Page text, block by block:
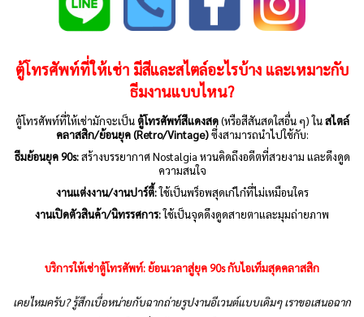
ตู้โทรศัพท์ที่ให้เช่า มีสีและสไตล์อะไรบ้าง และเหมาะกับ
ธีมงานแบบไหน?
ตู้โทรศัพท์ที่ให้เช่ามักจะเป็นตู้โทรศัพท์สีแดงสด(หรือสีสันสดใสอื่น ๆ) ในสไตล์
คลาสสิก/ย้อนยุค (Retro/Vintage)ซึ่งสามารถนำไปใช้กับ:
ธีมย้อนยุค 90s:สร้างบรรยากาศ Nostalgia หวนคิดถึงอดีตที่สวยงาม และดึงดูด
ความสนใจ
งานแต่งงาน/งานปาร์ตี้:ใช้เป็นพร็อพสุดเก๋ไก๋ที่ไม่เหมือนใคร
งานเปิดตัวสินค้า/นิทรรศการ:ใช้เป็นจุดดึงดูดสายตาและมุมถ่ายภาพ
บริการให้เช่าตู้โทรศัพท์: ย้อนเวลาสู่ยุค90sกับไอเท็มสุดคลาสสิก
เคยไหมครับ?รู้สึกเบื่อหน่ายกับฉากถ่ายรูปงานอีเวนต์แบบเดิมๆ เราขอเสนอฉาก